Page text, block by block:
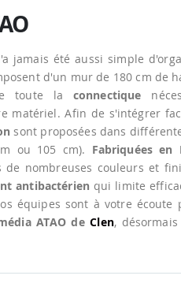
jamais été aussi simple
d'un mur de 180 cm de
toute la connectique
matériel. Afin de s'intégrer
sont proposées dans
ou 105 cm). Fabriquées en
nombreuses couleurs et
antibactérien qui limite
équipes sont à votre écoute
ATAO deClen,